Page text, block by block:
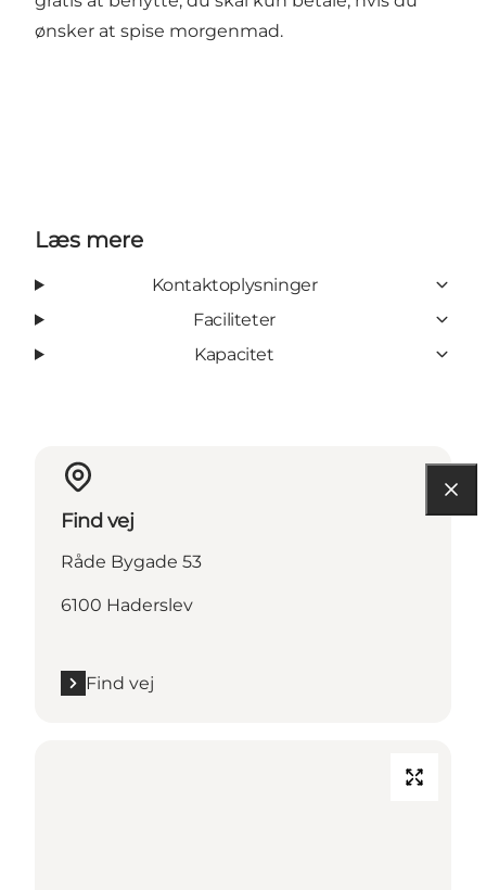
ønsker at spise morgenmad.
Læs mere
Kontaktoplysninger
Faciliteter
Kapacitet
Find vej
Råde Bygade 53
6100 Haderslev
Find vej